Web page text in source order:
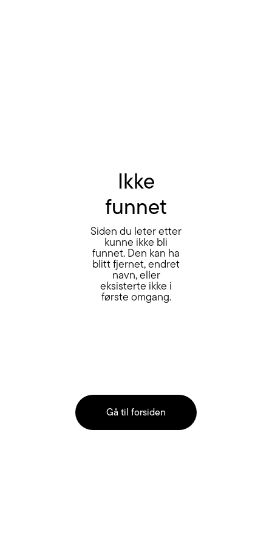
Ikke
funnet
Siden du leter etter
kunne ikke bli
funnet. Den kan ha
blitt fjernet, endret
navn, eller
eksisterte ikke i
første omgang.
Gå til forsiden